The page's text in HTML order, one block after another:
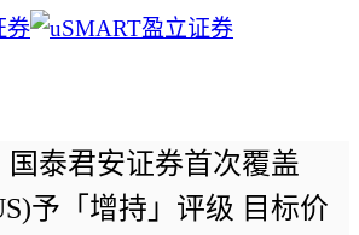
国泰君安证券首次覆盖
予「增持」评级 目标价